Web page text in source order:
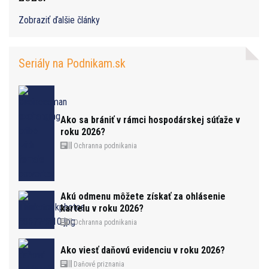
Zobraziť ďalšie články
Seriály na Podnikam.sk
Ako sa brániť v rámci hospodárskej súťaže v
roku 2026?
Ochranna podnikania
Akú odmenu môžete získať za ohlásenie
kartelu v roku 2026?
Ochranna podnikania
Ako viesť daňovú evidenciu v roku 2026?
Daňové priznania